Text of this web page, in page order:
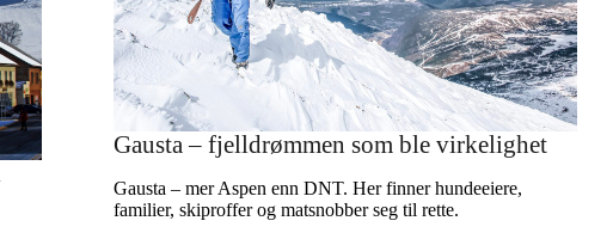
Gausta – fjelldrømmen som ble virkelighet
Gausta – mer Aspen enn DNT. Her finner hundeeiere,
familier, skiproffer og matsnobber seg til rette.